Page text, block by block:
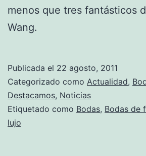
menos que tres fantásticos
Wang.
Publicada el 22 agosto, 2011
Categorizado como Actualidad,
Destacamos, Noticias
Etiquetado como Bodas, Bodas de
lujo